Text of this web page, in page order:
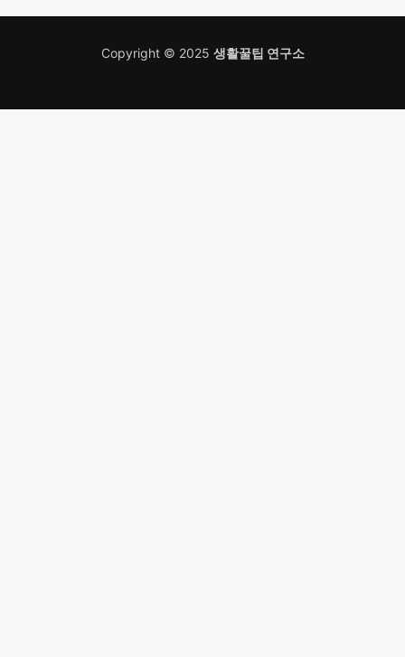
Copyright © 2025 생활꿀팁 연구소